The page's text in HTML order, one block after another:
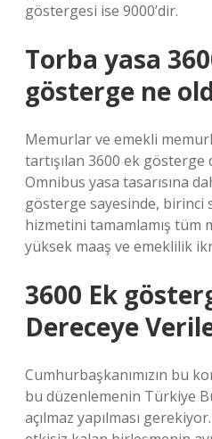
göstergesi ise 9000’dir.
Torba yasa
gösterge ne
Memurlar ve emekli
tartışılan 3600 ek
Omnibus yasa tasarısına
gösterge sayesinde, birinci
hizmetini tamamlamış tüm
yüksek maaş ve emeklilik
3600 Ek
Dereceye
Cumhurbaşkanımızın bu
bu düzenlemenin Türkiye
açılmaz yapılması